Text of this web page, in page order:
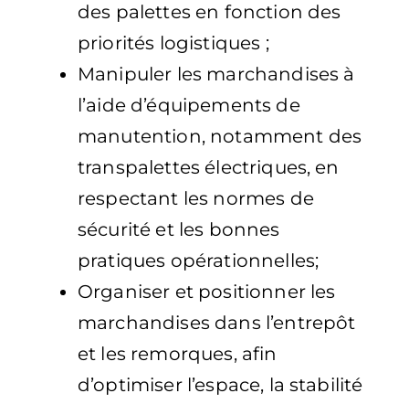
des palettes en fonction des
priorités logistiques ;
Manipuler les marchandises à
l’aide d’équipements de
manutention, notamment des
transpalettes électriques, en
respectant les normes de
sécurité et les bonnes
pratiques opérationnelles;
Organiser et positionner les
marchandises dans l’entrepôt
et les remorques, afin
d’optimiser l’espace, la stabilité